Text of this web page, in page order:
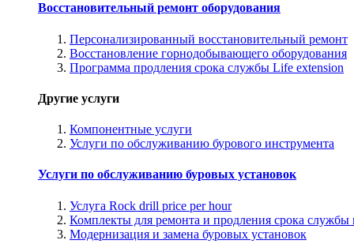
Восстановительный ремонт оборудования
Персонализированный восстановительный ремонт
Восстановление горнодобывающего оборудования
Программа продления срока службы Life extension
Другие услуги
Компонентные услуги
Услуги по обслуживанию бурового инструмента
Услуги по обслуживанию буровых установок
Услуга Rock drill price per hour
Комплекты для ремонта и продления срока службы
Модернизация и замена буровых установок